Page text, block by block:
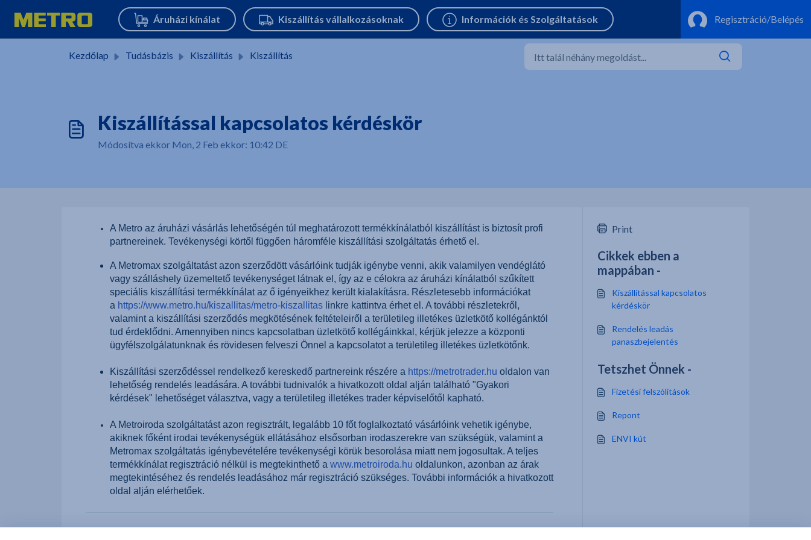
Kihagyás a tartalom megtartásához
Kezdőlap Tudásbázis Kiszállítás Kiszállítás
Kiszállítással kapcsolatos kérdéskör
Módosítva ekkor Mon, 2 Feb ekkor: 10:42 DE
A Metro az áruházi vásárlás lehetőségén túl meghatározott termékkínálatból kiszállítást is biztosít profi
partnereinek. Tevékenységi körtől függően háromféle kiszállítási szolgáltatás érhető el.
A Metromax szolgáltatást azon szerződött vásárlóink tudják igénybe venni, akik valamilyen vendéglátó
vagy szálláshely üzemeltető tevékenységet látnak el, így az e célokra az áruházi kínálatból szűkített
speciális kiszállítási termékkínálat az ő igényeikhez került kialakításra. Részletesebb információkat
a https://www.metro.hu/kiszallitas/metro-kiszallitas linkre kattintva érhet el. A további részletekről,
valamint a kiszállítási szerződés megkötésének feltételeiről a területileg illetékes üzletkötő kollégánktól
tud érdeklődni. Amennyiben nincs kapcsolatban üzletkötő kollégáinkkal, kérjük jelezze a központi
ügyfélszolgálatunknak és rövidesen felveszi Önnel a kapcsolatot a területileg illetékes üzletkötőnk.
Kiszállítási szerződéssel rendelkező kereskedő partnereink részére a https://metrotrader.hu oldalon van
lehetőség rendelés leadására. A további tudnivalók a hivatkozott oldal alján található "Gyakori
kérdések" lehetőséget választva, vagy a területileg illetékes trader képviselőtől kapható.
A Metroiroda szolgáltatást azon regisztrált, legalább 10 főt foglalkoztató vásárlóink vehetik igénybe,
akiknek főként irodai tevékenységük ellátásához elsősorban irodaszerekre van szükségük, valamint a
Metromax szolgáltatás igénybevételére tevékenységi körük besorolása miatt nem jogosultak. A teljes
termékkínálat regisztráció nélkül is megtekinthető a www.metroiroda.hu oldalunkon, azonban az árak
megtekintéséhez és rendelés leadásához már regisztráció szükséges. További információk a hivatkozott
oldal alján elérhetőek.
Print
Cikkek ebben a
mappában -
Kiszállítással kapcsolatos
kérdéskör
Rendelés leadás
panaszbejelentés
Tetszhet Önnek -
Fizetési felszólítások
Repont
ENVI kút